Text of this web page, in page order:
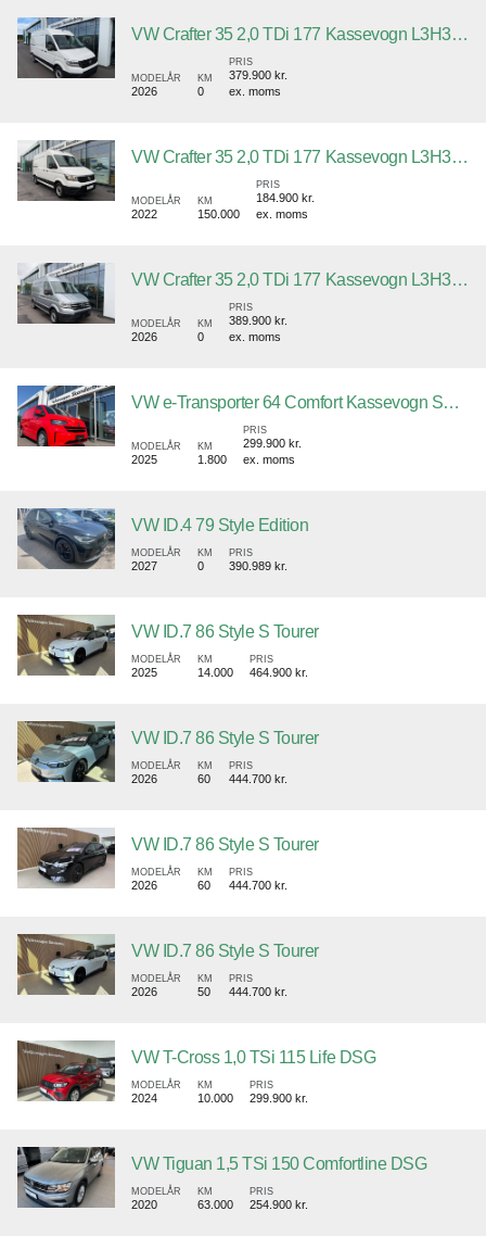
VW Crafter 35 2,0 TDi 177 Kassevogn L3H3 aut.
MODELÅR
2026
KM
0
PRIS
379.900 kr.
ex. moms
VW Crafter 35 2,0 TDi 177 Kassevogn L3H3 aut.
MODELÅR
2022
KM
150.000
PRIS
184.900 kr.
ex. moms
VW Crafter 35 2,0 TDi 177 Kassevogn L3H3 aut.
MODELÅR
2026
KM
0
PRIS
389.900 kr.
ex. moms
VW e-Transporter 64 Comfort Kassevogn SWB
MODELÅR
2025
KM
1.800
PRIS
299.900 kr.
ex. moms
VW ID.4 79 Style Edition
MODELÅR
2027
KM
0
PRIS
390.989 kr.
VW ID.7 86 Style S Tourer
MODELÅR
2025
KM
14.000
PRIS
464.900 kr.
VW ID.7 86 Style S Tourer
MODELÅR
2026
KM
60
PRIS
444.700 kr.
VW ID.7 86 Style S Tourer
MODELÅR
2026
KM
60
PRIS
444.700 kr.
VW ID.7 86 Style S Tourer
MODELÅR
2026
KM
50
PRIS
444.700 kr.
VW T-Cross 1,0 TSi 115 Life DSG
MODELÅR
2024
KM
10.000
PRIS
299.900 kr.
VW Tiguan 1,5 TSi 150 Comfortline DSG
MODELÅR
2020
KM
63.000
PRIS
254.900 kr.